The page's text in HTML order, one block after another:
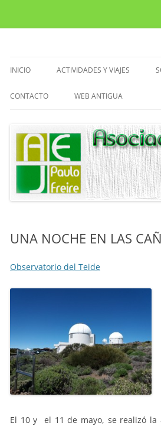
Saltar
INICIO ACTIVIDADES Y VIAJES
VIAJES
EXCURSIONES
SENDERISMO
CLUB DE LECTURA
CONTACTO WEB ANTIGUA
UNA NOCHE EN LAS
Observatorio del Teide
El 10 y el 11 de mayo, se realizó